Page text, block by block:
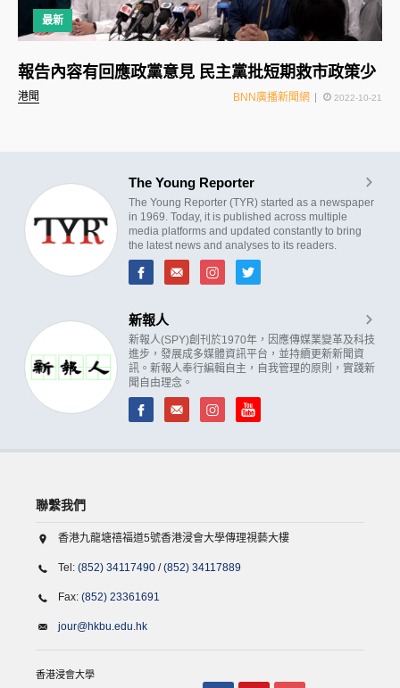
最新
港聞
報告內容有回應政黨意見 民主黨批短期救市政策少
BNN廣播新聞網 2022-10-21
The Young Reporter
The Young Reporter (TYR) started as a newspaper
in 1969. Today, it is published across multiple
media platforms and updated constantly to bring
the latest news and analyses to its readers.
新報人
新報人(SPY)創刊於1970年，因應傳媒業變革及科技
進步，發展成多媒體資訊平台，並持續更新新聞資
訊。新報人奉行編輯自主，自我管理的原則，實踐新
聞自由理念。
聯繫我們
香港九龍塘禧福道5號香港浸會大學傳理視藝大樓
Tel: (852) 34117490 /(852) 34117889
Fax: (852) 23361691
jour@hkbu.edu.hk
香港浸會大學